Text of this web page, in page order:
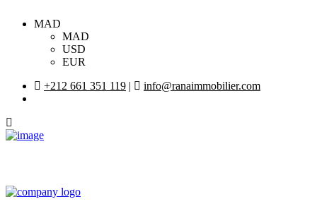
MAD
MAD
USD
EUR
+212 661 351 119 | info@ranaimmobilier.com